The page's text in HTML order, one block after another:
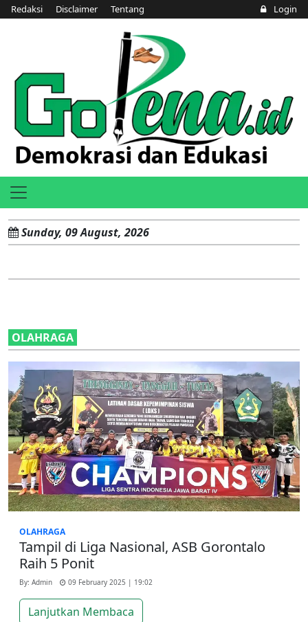
Redaksi Disclaimer Tentang Login
Sunday, 09 August, 2026
OLAHRAGA
OLAHRAGA
Tampil di Liga Nasional, ASB Gorontalo
Raih 5 Ponit
By: Admin 09 February 2025 | 19:02
Lanjutkan Membaca